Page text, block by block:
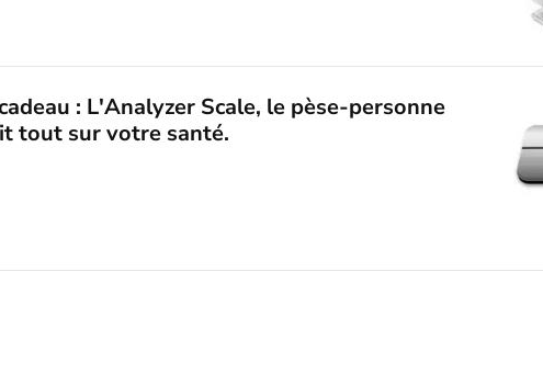
: L'Analyzer Scale, le pèse-personne
tout sur votre santé.